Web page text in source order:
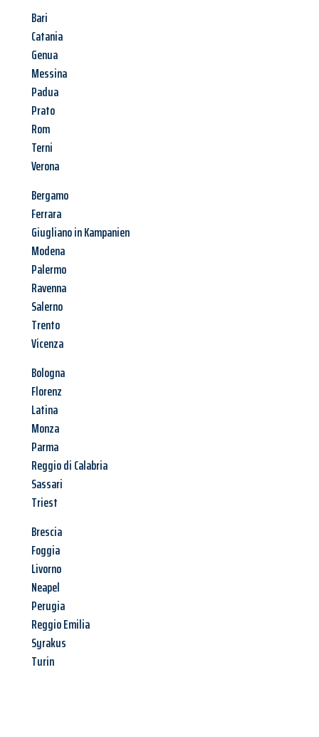
Bari
Catania
Genua
Messina
Padua
Prato
Rom
Terni
Verona
Bergamo
Ferrara
Giugliano in Kampanien
Modena
Palermo
Ravenna
Salerno
Trento
Vicenza
Bologna
Florenz
Latina
Monza
Parma
Reggio di Calabria
Sassari
Triest
Brescia
Foggia
Livorno
Neapel
Perugia
Reggio Emilia
Syrakus
Turin